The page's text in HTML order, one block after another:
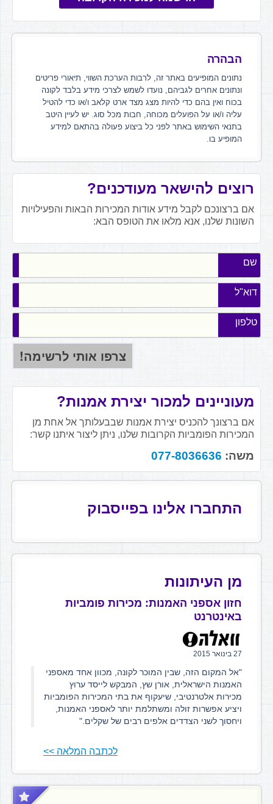
הבהרה
נתונים המופיעים באתר זה, לרבות הערכת השווי, תיאורי פריטים
ונתונים אחרים לגביהם, נועדו לשמש לצרכי מידע בלבד לקונה
בכוח ואין בהם כדי להיות מצג מצד ארט קלאב ו/או כדי להטיל
עליה ו/או על הפועלים מכוחה, חבות מכל סוג. יש לעיין היטב
בתנאי השימוש באתר לפני כל ביצוע פעולה בהתאם למידע
המופיע בו.
רוצים להישאר מעודכנים?
אם ברצונכם לקבל מידע אודות המכירות הבאות והפעילויות
השונות שלנו, אנא מלאו את הטופס הבא:
שם
דוא"ל
טלפון
מעוניינים למכור יצירת אמנות?
אם ברצונך להכניס יצירת אמנות שבבעלותך אל אחת מן
המכירות הפומביות הקרובות שלנו, ניתן ליצור איתנו קשר:
משה: 077-8036636
התחברו אלינו בפייסבוק
מן העיתונות
חזון אספני האמנות: מכירות פומביות
באינטרנט
27 בינואר 2015
"אל המקום הזה, שבין המוכר לקונה, מכוון אחד מאספני
האמנות הישראלית, אורן שץ, המבקש לייסד ערוץ
מכירות אלטרנטיבי, שיעקוף את בתי המכירות הפומביות
ויציע אפשרות זולה ומשתלמת יותר לאספני האמנות,
ויחסוך לשני הצדדים אלפים רבים של שקלים."
לכתבה המלאה >>